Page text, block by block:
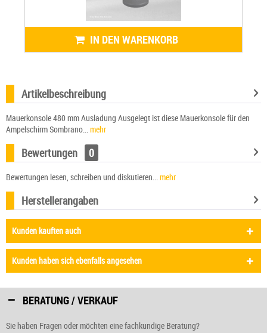
IN DEN WARENKORB
Artikelbeschreibung
Mauerkonsole 480 mm Ausladung Ausgelegt ist diese Mauerkonsole für den
Ampelschirm Sombrano...
mehr
Bewertungen 0
Bewertungen lesen, schreiben und diskutieren... mehr
Herstellerangaben
Kunden kauften auch
Kunden haben sich ebenfalls angesehen
BERATUNG / VERKAUF
Sie haben Fragen oder möchten eine fachkundige Beratung?